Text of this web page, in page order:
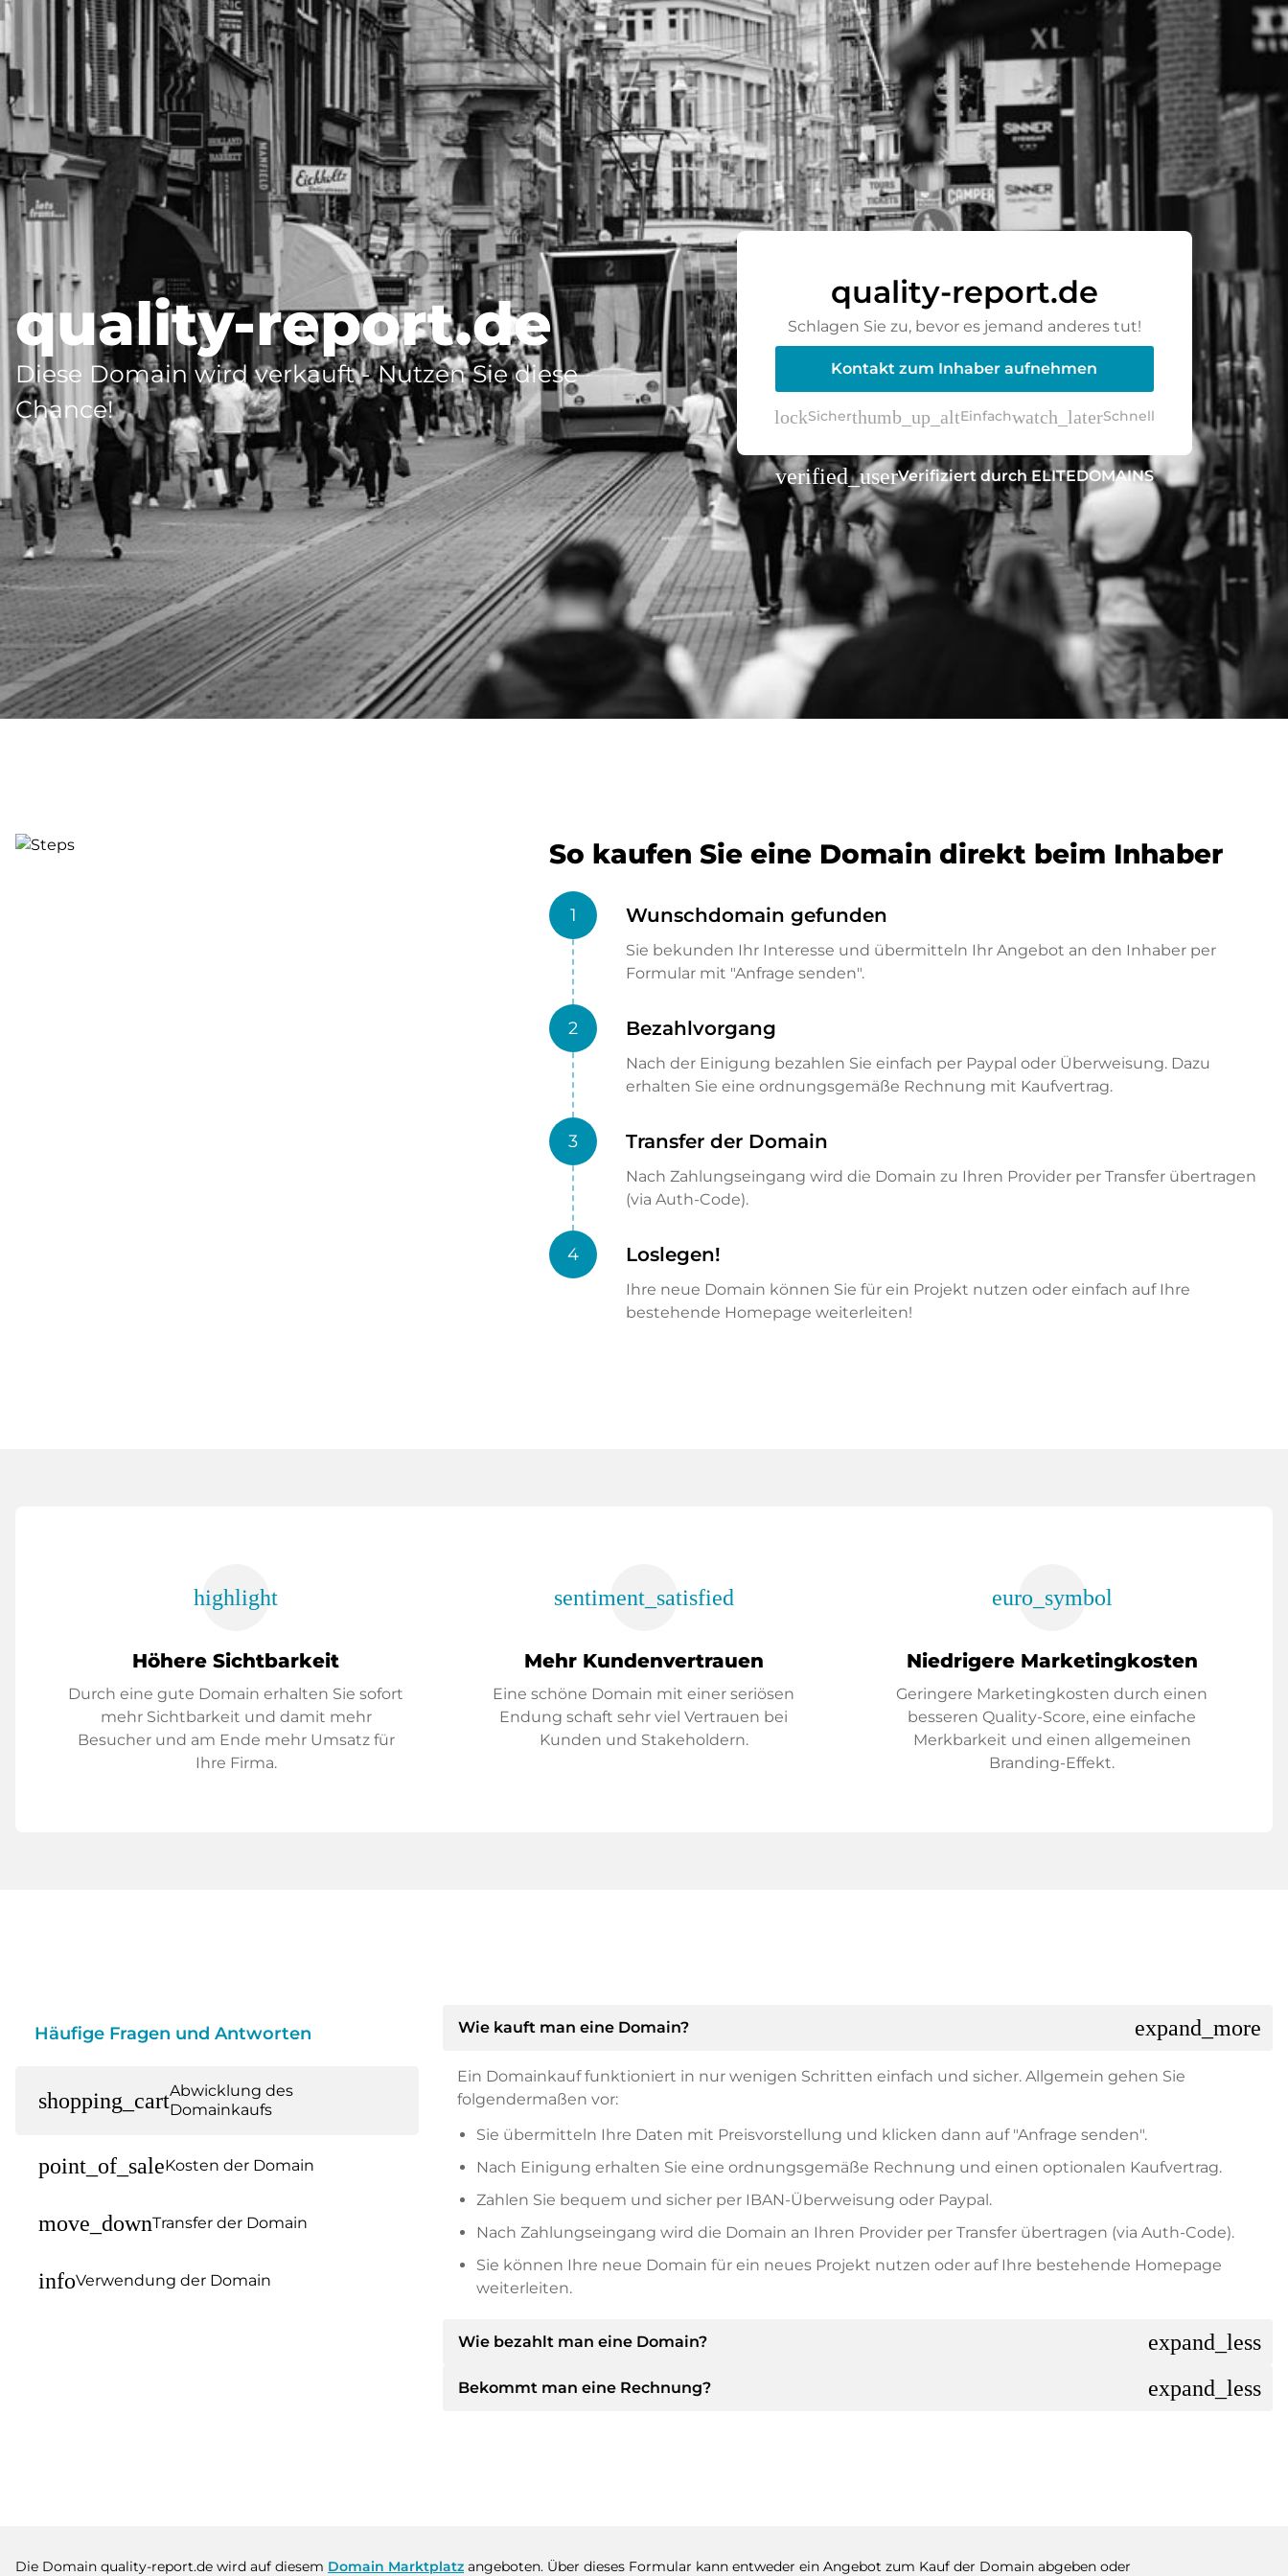
quality-report.de
Diese Domain wird verkauft - Nutzen Sie diese
Chance!
quality-report.de
Schlagen Sie zu, bevor es jemand anderes tut!
Kontakt zum Inhaber aufnehmen
lockSicherthumb_up_altEinfachwatch_laterSchnell
verified_userVerifiziert durch ELITEDOMAINS
So kaufen Sie eine Domain direkt beim Inhaber
1 Wunschdomain gefunden
Sie bekunden Ihr Interesse und übermitteln Ihr Angebot an den Inhaber per
Formular mit "Anfrage senden".
2 Bezahlvorgang
Nach der Einigung bezahlen Sie einfach per Paypal oder Überweisung. Dazu
erhalten Sie eine ordnungsgemäße Rechnung mit Kaufvertrag.
3 Transfer der Domain
Nach Zahlungseingang wird die Domain zu Ihren Provider per Transfer übertragen
(via Auth-Code).
4 Loslegen!
Ihre neue Domain können Sie für ein Projekt nutzen oder einfach auf Ihre
bestehende Homepage weiterleiten!
highlight
Höhere Sichtbarkeit
Durch eine gute Domain erhalten Sie sofort
mehr Sichtbarkeit und damit mehr
Besucher und am Ende mehr Umsatz für
Ihre Firma.
sentiment_satisfied
Mehr Kundenvertrauen
Eine schöne Domain mit einer seriösen
Endung schaft sehr viel Vertrauen bei
Kunden und Stakeholdern.
euro_symbol
Niedrigere Marketingkosten
Geringere Marketingkosten durch einen
besseren Quality-Score, eine einfache
Merkbarkeit und einen allgemeinen
Branding-Effekt.
Häufige Fragen und Antworten
shopping_cartAbwicklung des
Domainkaufs
point_of_saleKosten der Domain
move_downTransfer der Domain
infoVerwendung der Domain
Wie kauft man eine Domain? expand_more
Ein Domainkauf funktioniert in nur wenigen Schritten einfach und sicher. Allgemein gehen Sie
folgendermaßen vor:
Sie übermitteln Ihre Daten mit Preisvorstellung und klicken dann auf "Anfrage senden".
Nach Einigung erhalten Sie eine ordnungsgemäße Rechnung und einen optionalen Kaufvertrag.
Zahlen Sie bequem und sicher per IBAN-Überweisung oder Paypal.
Nach Zahlungseingang wird die Domain an Ihren Provider per Transfer übertragen (via Auth-Code).
Sie können Ihre neue Domain für ein neues Projekt nutzen oder auf Ihre bestehende Homepage
weiterleiten.
Wie bezahlt man eine Domain? expand_less
Nach einer Einigung wird der Inhaber Ihnen die Details der Zahlung mitteilen. Der Inhaber wird Ihnen
Bekommt man eine Rechnung? expand_less
Die Domain quality-report.de wird auf diesem Domain Marktplatz angeboten. Über dieses Formular kann entweder ein Angebot zum Kauf der Domain abgeben oder